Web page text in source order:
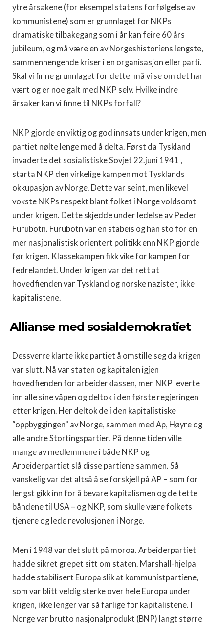
ytre årsakene (for eksempel statens forfølgelse av
kommunistene) som er grunnlaget for NKPs
dramatiske tilbakegang som i år kan feire 60 års
jubileum, og må være en av Norgeshistoriens lengste,
sammenhengende kriser i en organisasjon eller parti.
Skal vi finne grunnlaget for dette, må vi se om det har
vært og er noe galt med NKP selv. Hvilke indre
årsaker kan vi finne til NKPs forfall?
NKP gjorde en viktig og god innsats under krigen, men
partiet nølte lenge med å delta. Først da Tyskland
invaderte det sosialistiske Sovjet 22.juni 1941 ,
starta NKP den virkelige kampen mot Tysklands
okkupasjon av Norge. Dette var seint, men likevel
vokste NKPs respekt blant folket i Norge voldsomt
under krigen. Dette skjedde under ledelse av Peder
Furubotn. Furubotn var en stabeis og han sto for en
mer nasjonalistisk orientert politikk enn NKP gjorde
før krigen. Klassekampen fikk vike for kampen for
fedrelandet. Under krigen var det rett at
hovedfienden var Tyskland og norske nazister, ikke
kapitalistene.
Allianse med sosialdemokratiet
Dessverre klarte ikke partiet å omstille seg da krigen
var slutt. Nå var staten og kapitalen igjen
hovedfienden for arbeiderklassen, men NKP leverte
inn alle sine våpen og deltok i den første regjeringen
etter krigen. Her deltok de i den kapitalistiske
“oppbyggingen” av Norge, sammen med Ap, Høyre og
alle andre Stortingspartier. På denne tiden ville
mange av medlemmene i både NKP og
Arbeiderpartiet slå disse partiene sammen. Så
vanskelig var det altså å se forskjell på AP – som for
lengst gikk inn for å bevare kapitalismen og de tette
båndene til USA – og NKP, som skulle være folkets
tjenere og lede revolusjonen i Norge.
Men i 1948 var det slutt på moroa. Arbeiderpartiet
hadde sikret grepet sitt om staten. Marshall-hjelpa
hadde stabilisert Europa slik at kommunistpartiene,
som var blitt veldig sterke over hele Europa under
krigen, ikke lenger var så farlige for kapitalistene. I
Norge var brutto nasjonalprodukt (BNP) langt større